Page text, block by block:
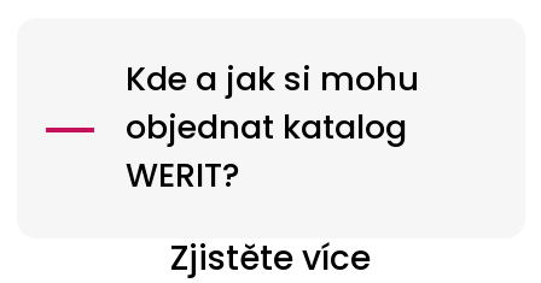
Kde a jak si mohu
objednat katalog
WERIT?
Zjistěte více